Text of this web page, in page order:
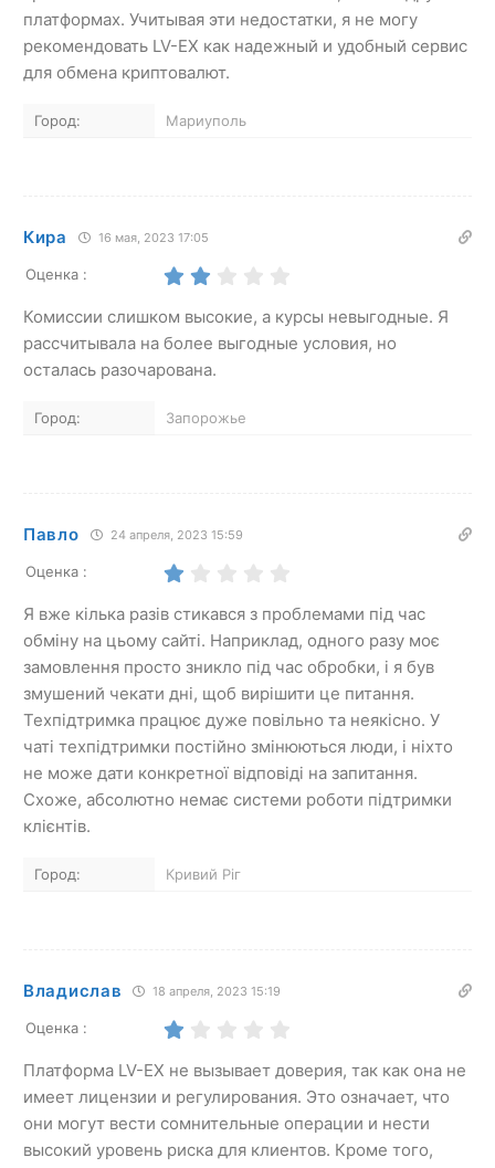
платформах. Учитывая эти недостатки, я не могу
рекомендовать LV-EX как надежный и удобный сервис
для обмена криптовалют.
Город: Мариуполь
Кира 16 мая, 2023 17:05
Оценка :
Комиссии слишком высокие, а курсы невыгодные. Я
рассчитывала на более выгодные условия, но
осталась разочарована.
Город: Запорожье
Павло 24 апреля, 2023 15:59
Оценка :
Я вже кілька разів стикався з проблемами під час
обміну на цьому сайті. Наприклад, одного разу моє
замовлення просто зникло під час обробки, і я був
змушений чекати дні, щоб вирішити це питання.
Техпідтримка працює дуже повільно та неякісно. У
чаті техпідтримки постійно змінюються люди, і ніхто
не може дати конкретної відповіді на запитання.
Схоже, абсолютно немає системи роботи підтримки
клієнтів.
Город: Кривий Ріг
Владислав 18 апреля, 2023 15:19
Оценка :
Платформа LV-EX не вызывает доверия, так как она не
имеет лицензии и регулирования. Это означает, что
они могут вести сомнительные операции и нести
высокий уровень риска для клиентов. Кроме того,